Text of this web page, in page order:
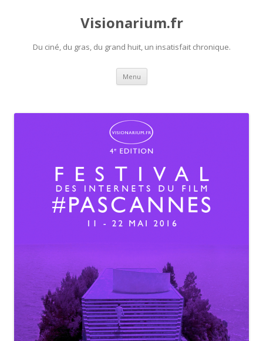
Visionarium.fr
Du ciné, du gras, du grand huit, un insatisfait chronique.
Menu Aller
contenu